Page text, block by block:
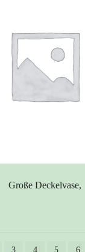
Große Deckelvase,
3 4 5 6